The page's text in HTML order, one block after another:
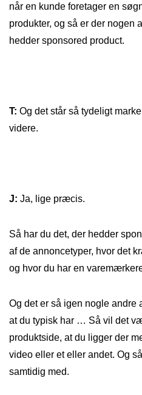
når en kunde foretager en
produkter, og så er der nogen
hedder sponsored product.
T: Og det står så tydeligt
videre.
J: Ja, lige præcis.
Så har du det, der hedder
af de annoncetyper, hvor det
og hvor du har en
Og det er så igen nogle andre
at du typisk har … Så vil det
produktside, at du ligger der
video eller et eller andet. Og
samtidig med.